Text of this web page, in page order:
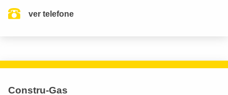
ver telefone
Constru-Gas